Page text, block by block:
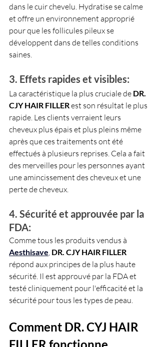
dans le cuir chevelu. Hydratise se calme
et offre un environnement approprié
pour que les follicules pileux se
développent dans de telles conditions
saines.
3. Effets rapides et visibles:
La caractéristique la plus cruciale de DR.
CJY HAIR FILLER est son résultat le plus
rapide. Les clients verraient leurs
cheveux plus épais et plus pleins même
après que ces traitements ont été
effectués à plusieurs reprises. Cela a fait
des merveilles pour les personnes ayant
une amincissement des cheveux et une
perte de cheveux.
4. Sécurité et approuvée par la
FDA:
Comme tous les produits vendus à
Aesthisave, DR. CJY HAIR FILLER
répond aux principes de la plus haute
sécurité. Il est approuvé par la FDA et
testé cliniquement pour l'efficacité et la
sécurité pour tous les types de peau.
Comment DR. CYJ HAIR